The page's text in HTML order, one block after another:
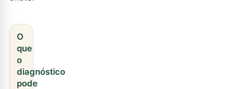
O
que
o
diagnóstico
pode